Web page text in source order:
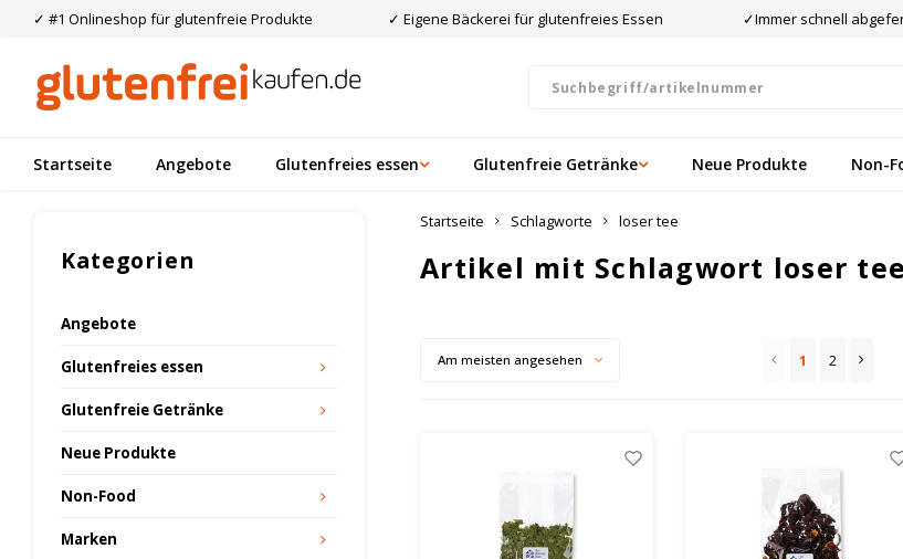
✓ #1 Onlineshop für glutenfreie Produkte ✓ Eigene Bäckerei für glutenfreies Essen ✓Immer schnell
Startseite Angebote Glutenfreies essen Glutenfreie Getränke Neue Produkte Non-
Kategorien
Angebote
Glutenfreies essen
Glutenfreie Getränke
Neue Produkte
Non-Food
Marken
Startseite Schlagworte loser tee
Artikel mit Schlagwort loser tee
Am meisten angesehen 1 2